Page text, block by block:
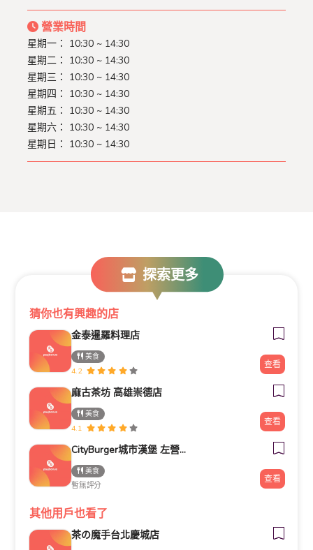
營業時間
星期一： 10:30 ~ 14:30
星期二： 10:30 ~ 14:30
星期三： 10:30 ~ 14:30
星期四： 10:30 ~ 14:30
星期五： 10:30 ~ 14:30
星期六： 10:30 ~ 14:30
星期日： 10:30 ~ 14:30
探索更多
猜你也有興趣的店
金泰暹羅料理店
美食
4.2
查看
麻古茶坊 高雄崇德店
美食
4.1
查看
CityBurger城市漢堡 左營重愛店 早午餐專賣店
美食
暫無評分
查看
其他用戶也看了
茶の魔手台北慶城店